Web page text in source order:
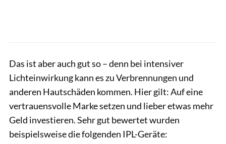
Das ist aber auch gut so – denn bei intensiver
Lichteinwirkung kann es zu Verbrennungen und
anderen Hautschäden kommen. Hier gilt: Auf eine
vertrauensvolle Marke setzen und lieber etwas mehr
Geld investieren. Sehr gut bewertet wurden
beispielsweise die folgenden IPL-Geräte: